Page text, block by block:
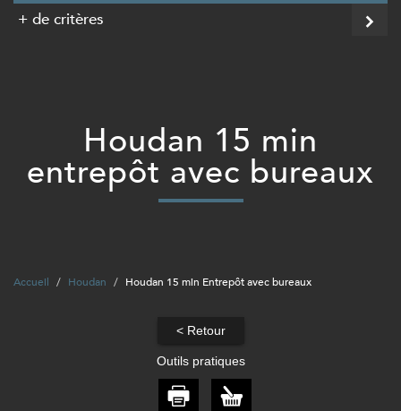
+ de critères
houdan 15 min
entrepôt avec bureaux
Accueil Houdan Houdan 15 min Entrepôt avec bureaux
< Retour
Outils pratiques